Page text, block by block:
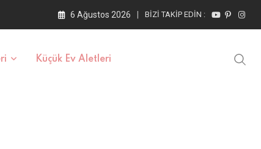
6 Ağustos 2026 BIZI TAKIP EDIN :
Küçük Ev Aletleri